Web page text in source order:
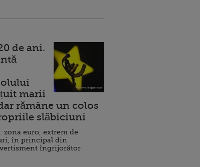
de ani.
marii
rămâne un colos
slăbiciuni
zona euro, extrem de
în principal din
îngrijorător